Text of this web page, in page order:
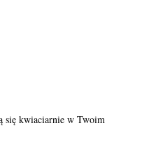
się kwiaciarnie w Twoim